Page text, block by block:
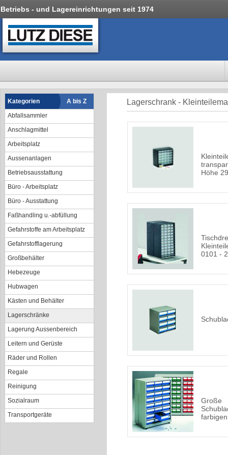
Betriebs - und Lagereinrichtungen seit 1974
Kategorien
A bis Z
Abfallsammler
Anschlagmittel
Arbeitsplatz
Aussenanlagen
Betriebsausstattung
Büro - Arbeitsplatz
Büro - Ausstattung
Faßhandling u.-abfüllung
Gefahrstoffe am Arbeitsplatz
Gefahrstofflagerung
Großbehälter
Hebezeuge
Hubwagen
Kästen und Behälter
Lagerschränke
Lagerung Aussenbereich
Leitern und Gerüste
Räder und Rollen
Regale
Reinigung
Sozialraum
Transportgeräte
Lagerschrank -
Höhe
0101 -
Große